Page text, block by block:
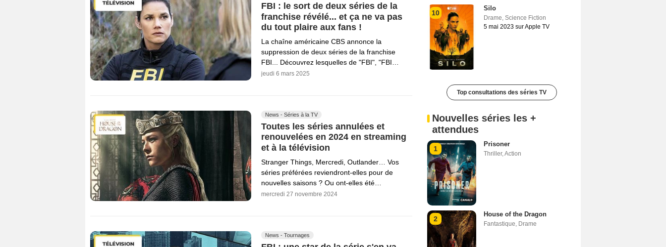
FBI : le sort de deux séries de la
franchise révélé... et ça ne va pas
du tout plaire aux fans !
La chaîne américaine CBS annonce la
suppression de deux séries de la franchise
FBI... Découvrez lesquelles de "FBI", "FBI…
jeudi 6 mars 2025
News - Séries à la TV
Toutes les séries annulées et
renouvelées en 2024 en streaming
et à la télévision
Stranger Things, Mercredi, Outlander… Vos
séries préférées reviendront-elles pour de
nouvelles saisons ? Ou ont-elles été…
mercredi 27 novembre 2024
News - Tournages
10
Silo
Drame, Science Fiction
5 mai 2023 sur Apple TV
Top consultations des séries TV
Nouvelles séries les +
attendues
1
Prisoner
Thriller,Action
2
House of the Dragon
Fantastique, Drame